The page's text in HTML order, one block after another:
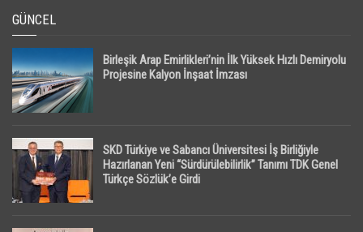
GÜNCEL
Birleşik Arap Emirlikleri’nin İlk Yüksek Hızlı Demiryolu
Projesine Kalyon İnşaat İmzası
SKD Türkiye ve Sabancı Üniversitesi İş Birliğiyle
Hazırlanan Yeni “Sürdürülebilirlik” Tanımı TDK Genel
Türkçe Sözlük’e Girdi